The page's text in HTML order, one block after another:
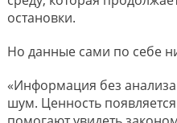
остановки.
Но данные сами по себе
«Информация без
шум. Ценность